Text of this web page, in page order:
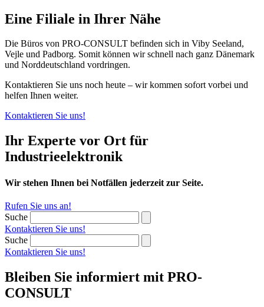
Eine Filiale in Ihrer Nähe
Die Büros von PRO-CONSULT befinden sich in Viby Seeland,
Vejle und Padborg. Somit können wir schnell nach ganz Dänemark
und Norddeutschland vordringen.
Kontaktieren Sie uns noch heute – wir kommen sofort vorbei und
helfen Ihnen weiter.
Kontaktieren Sie uns!
Ihr Experte vor Ort für
Industrieelektronik
Wir stehen Ihnen bei Notfällen jederzeit zur Seite.
Rufen Sie uns an!
Suche
Kontaktieren Sie uns!
Suche
Kontaktieren Sie uns!
Bleiben Sie informiert mit PRO-
CONSULT